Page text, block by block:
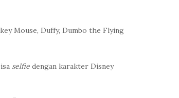
Mouse, Duffy, Dumbo the Flying
selfie dengan karakter Disney